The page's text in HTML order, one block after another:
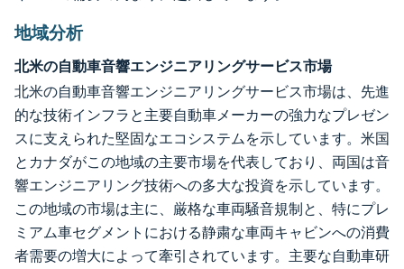
地域分析
北米の自動車音響エンジニアリングサービス市場
北米の自動車音響エンジニアリングサービス市場は、先進
的な技術インフラと主要自動車メーカーの強力なプレゼン
スに支えられた堅固なエコシステムを示しています。米国
とカナダがこの地域の主要市場を代表しており、両国は音
響エンジニアリング技術への多大な投資を示しています。
この地域の市場は主に、厳格な車両騒音規制と、特にプレ
ミアム車セグメントにおける静粛な車両キャビンへの消費
者需要の増大によって牽引されています。主要な自動車研